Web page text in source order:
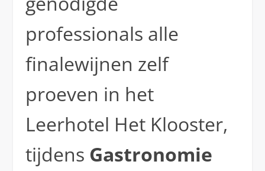
professionals alle
finalewijnen zelf
proeven in het
Leerhotel Het Klooster,
tijdens Gastronomie